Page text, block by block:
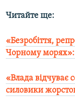
Читайте ще:
«Безробіття,
Чорному морях»:
«Влада відчуває
силовики